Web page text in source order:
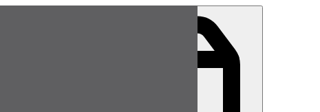
ميس شوكلت| مطعم للطلب اونلاين